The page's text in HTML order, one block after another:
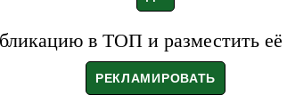
в ТОП и разместить её